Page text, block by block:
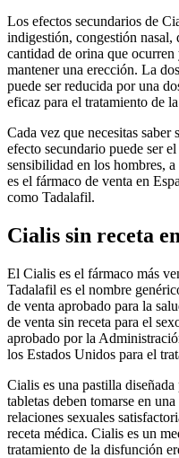
Los efectos secundarios de
indigestión, congestión
cantidad de orina que
mantener una erección. La
puede ser reducida por una
eficaz para el tratamiento de
Cada vez que necesitas
efecto secundario puede ser
sensibilidad en los hombres,
es el fármaco de venta en
como Tadalafil.
Cialis sin receta
El Cialis es el fármaco más
Tadalafil es el nombre
de venta aprobado para la
de venta sin receta para el
aprobado por la
los Estados Unidos para el
Cialis es una pastilla
tabletas deben tomarse en
relaciones sexuales
receta médica. Cialis es un
tratamiento de la disfunción